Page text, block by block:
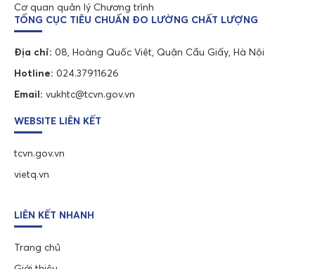
Cơ quan quản lý Chương trình
TỔNG CỤC TIÊU CHUẨN ĐO LƯỜNG CHẤT LƯỢNG
Địa chỉ: 08, Hoàng Quốc Việt, Quận Cầu Giấy, Hà Nội
Hotline: 024.37911626
Email: vukhtc@tcvn.gov.vn
WEBSITE LIÊN KẾT
tcvn.gov.vn
vietq.vn
LIÊN KẾT NHANH
Trang chủ